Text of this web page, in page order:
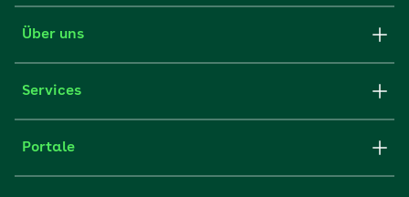
Über uns
Services
Portale